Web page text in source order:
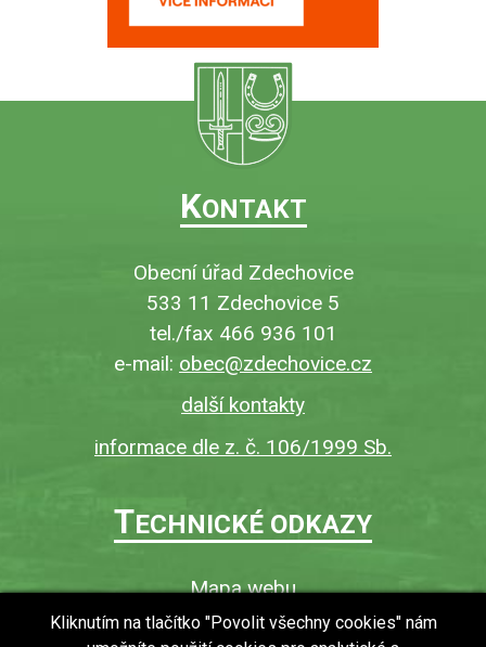
KONTAKT
Obecní úřad Zdechovice
533 11 Zdechovice 5
tel./fax 466 936 101
e-mail: obec@zdechovice.cz
další kontakty
informace dle z. č. 106/1999 Sb.
TECHNICKÉ ODKAZY
Mapa webu
O webu
Kliknutím na tlačítko "Povolit všechny cookies" nám